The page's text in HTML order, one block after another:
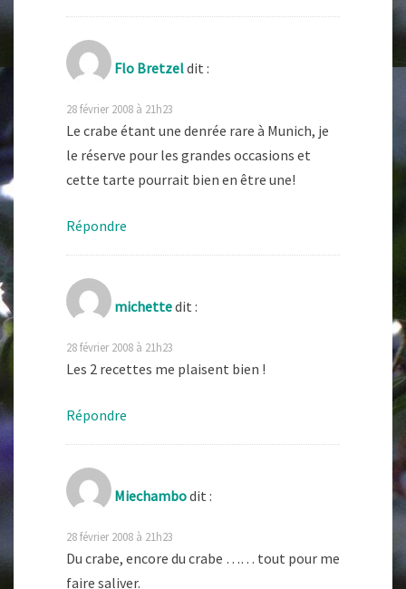
Flo Bretzeldit :
28 février 2008 à 21h23
Le crabe étant une denrée rare à Munich, je
le réserve pour les grandes occasions et
cette tarte pourrait bien en être une!
Répondre
michettedit :
28 février 2008 à 21h23
Les 2 recettes me plaisent bien !
Répondre
Miechambodit :
28 février 2008 à 21h23
Du crabe, encore du crabe …… tout pour me
faire saliver.